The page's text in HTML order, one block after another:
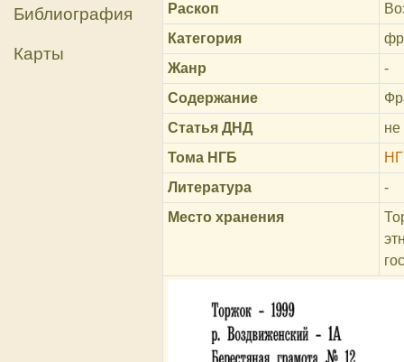
Библиография
Карты
Раскоп
Категория
Жанр
-
Содержание
Статья ДНД
Тома НГБ
Литература
-
Место хранения